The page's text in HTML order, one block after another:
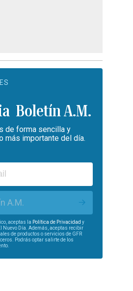
Boletín A.M.
de forma sencilla y
más importante del día.
A.M.
aceptas la Política de Privacidad y
Nuevo Día. Además, aceptas recibir
de productos o servicios de GFR
Podrás optar salirte de los